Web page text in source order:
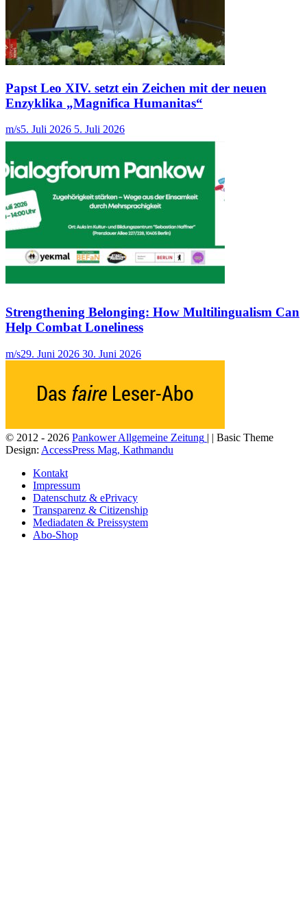
Papst Leo XIV. setzt ein Zeichen mit der neuen
Enzyklika „Magnifica Humanitas“
m/s5. Juli 2026 5. Juli 2026
Strengthening Belonging: How Multilingualism Can
Help Combat Loneliness
m/s29. Juni 2026 30. Juni 2026
© 2012 - 2026 Pankower Allgemeine Zeitung | | Basic Theme
Design: AccessPress Mag, Kathmandu
Kontakt
Impressum
Datenschutz & ePrivacy
Transparenz & Citizenship
Mediadaten & Preissystem
Abo-Shop